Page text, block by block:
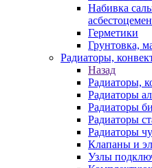
Набивка
Герметики
Грунтовка,
Радиаторы,
Назад
Радиаторы,
Радиаторы
Радиаторы
Радиаторы
Радиаторы
Клапаны и
Узлы